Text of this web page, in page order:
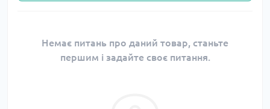
Немає питань про даний товар, станьте
першим і задайте своє питання.